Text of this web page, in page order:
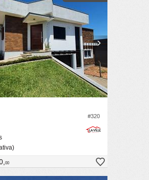
#320
00